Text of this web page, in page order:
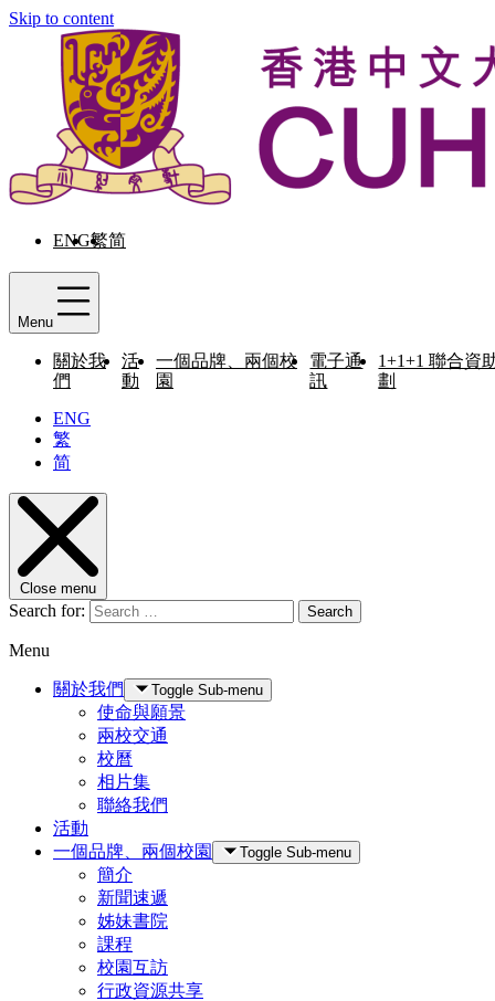
Skip to content
ENG繁简
Menu
關於我
們
活
動
一個品牌、兩個校
園
電子通
訊
1+1+1 聯合資
劃
ENG
繁
简
Close menu
Search for: Search
Menu
關於我們 Toggle Sub-menu
使命與願景
兩校交通
校曆
相片集
聯絡我們
活動
一個品牌、兩個校園
Toggle Sub-menu
簡介
新聞速遞
姊妹書院
課程
校園互訪
行政資源共享